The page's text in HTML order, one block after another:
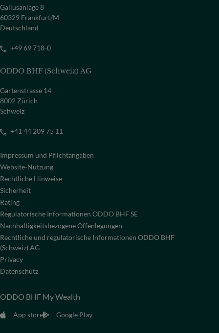
Gallusanlage 8
60329 Frankfurt/M
Deutschland
+49 69 718-0
ODDO BHF (Schweiz) AG
Gartenstrasse 14
8002 Zürich
Schweiz
+41 44 209 75 11
Impressum und Pflichtangaben
Website-Nutzung
Rechtliche Hinweise
Sicherheit
Rating
Regulatorische Informationen ODDO BHF SE
Nachhaltigkeitsbezogene Offenlegungen
Rechtliche und regulatorische Informationen ODDO BHF
(Schweiz) AG
Privacy
Datenschutz
ODDO BHF My Wealth
App store Google Play